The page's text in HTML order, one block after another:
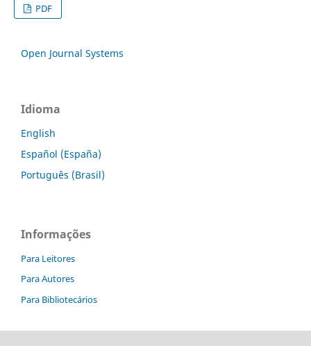
PDF
Open Journal Systems
Idioma
English
Español (España)
Português (Brasil)
Informações
Para Leitores
Para Autores
Para Bibliotecários